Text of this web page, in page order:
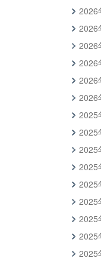
2026
2026
2026
2026
2026
2026
2025
2025
2025
2025
2025
2025
2025
2025
2025